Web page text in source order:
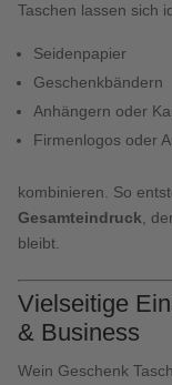
Taschen lassen sich
Seidenpapier
Geschenkbändern
Anhängern oder
Firmenlogos oder
kombinieren. So
Gesamteindruck ,
bleibt.
Vielseitige
& Business
Wein Geschenk